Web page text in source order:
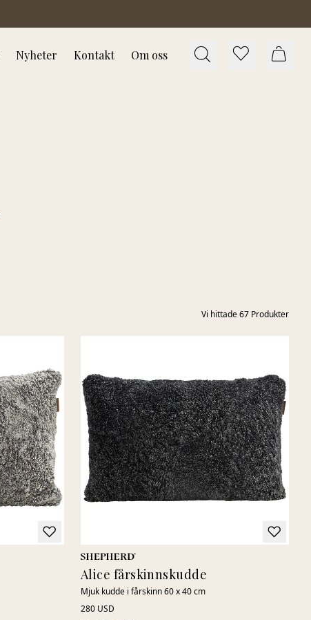
Nyheter Kontakt Om oss
Vi hittade67 Produkter
Alice fårskinnskudde
Mjuk kudde i fårskinn 60 x 40 cm
280 USD